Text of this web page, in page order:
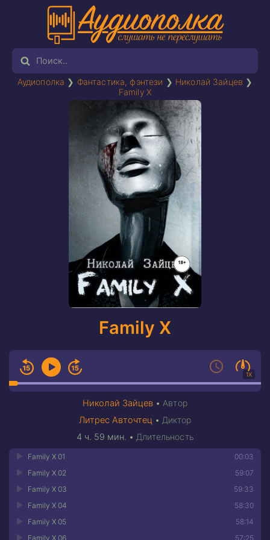
Аудиополка ❯ Фантастика, фэнтези ❯ Николай Зайцев ❯
Family X
Family X
1X
Николай Зайцев • Автор
Литрес Авточтец • Диктор
4 ч. 59 мин. • Длительность
00:03
Family X 01
59:07
Family X 02
59:33
Family X 03
58:30
Family X 04
58:14
Family X 05
57:25
Family X 06